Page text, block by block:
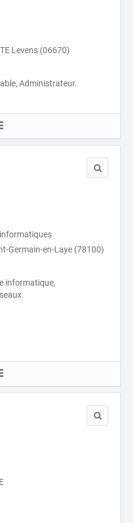
Levens (06670)
Administrateur.
Germain-en-Laye (78100)
informatique,